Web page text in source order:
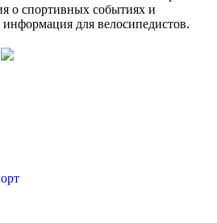
о спортивных событиях и
для велосипедистов.